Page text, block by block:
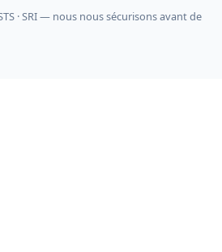
· SRI — nous nous sécurisons avant de